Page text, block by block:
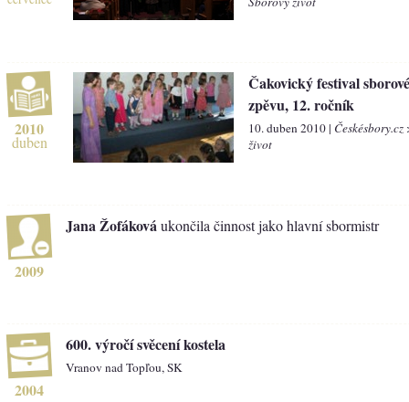
2010
duben
Čakovický festival
zpěvu, 12. ročník
10. duben 2010 |
život
2009
Jana Žofáková ukončila činnost jako hlavní sbormistr
2004
600. výročí svěcení kostela
Vranov nad Topľou, SK